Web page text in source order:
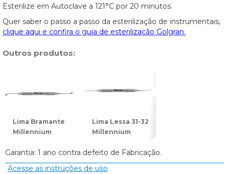
Esterilize em Autoclave a 121°C por 20 minutos.
Quer saber o passo a passo da esterilização de instrumentais,
clique aqui e confira o guia de esterilização Golgran.
Outros produtos:
Lima Bramante
Millennium
Lima Lessa 31-32
Millennium
Garantia: 1 ano contra defeito de Fabricação.
Acesse as instruções de uso